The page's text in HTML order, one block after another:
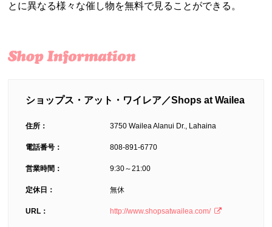
とに異なる様々な催し物を無料で見ることができる。
ショップス・アット・ワイレア／Shops at Wailea
住所： 3750 Wailea Alanui Dr., Lahaina
電話番号： 808-891-6770
営業時間： 9:30～21:00
定休日： 無休
URL： http://www.shopsatwailea.com/